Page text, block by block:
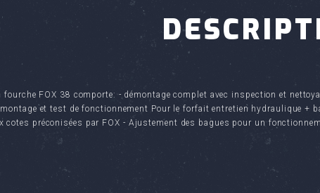
FOX 38 comporte: - démontage complet avec inspection et
et test de fonctionnement Pour le forfait entretien hydraulique
cotes préconisées par FOX - Ajustement des bagues pour un